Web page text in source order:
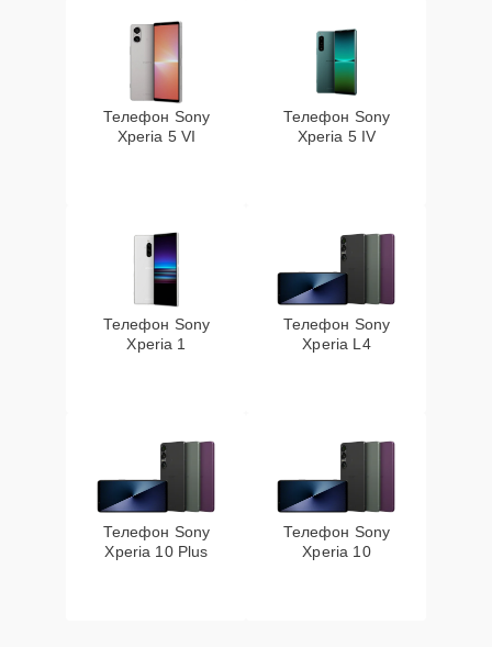
Телефон Sony
Xperia 5 VI
Телефон Sony
Xperia 5 IV
Телефон Sony
Xperia 1
Телефон Sony
Xperia L4
Телефон Sony
Xperia 10 Plus
Телефон Sony
Xperia 10